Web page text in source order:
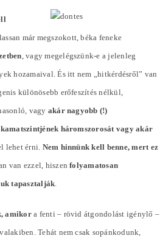
már megszokott, béka feneke
, vagy megelégszünk-e a jelenleg
hozamaival. És itt nem „hitkérdésről” van
különösebb erőfeszítés nélkül,
vagy akár nagyobb (!)
háromszorosát vagy akár
lehet érni. Nem hinnünk kell benne, mert ez
van ezzel, hiszenfolyamatosan
tapasztalják
amikora fenti – rövid átgondolást igénylő –
valakiben. Tehát nem csak sopánkodunk,